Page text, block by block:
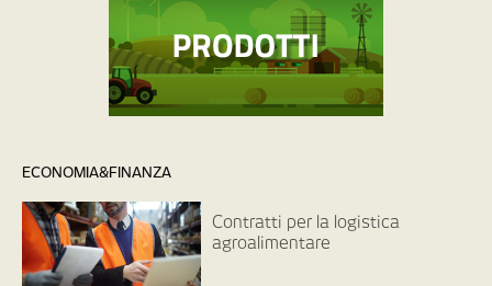
ECONOMIA&FINANZA
Contratti per la logistica
agroalimentare